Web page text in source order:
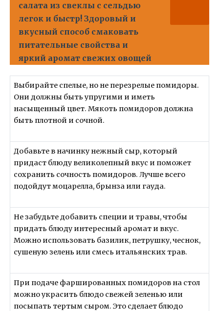
салата из свеклы с сельдью
легок и быстр! Здоровый и
вкусный способ смаковать
питательные свойства и
яркий аромат свежих овощей
Выбирайте спелые, но не перезрелые помидоры.
Они должны быть упругими и иметь
насыщенный цвет. Мякоть помидоров должна
быть плотной и сочной.
Добавьте в начинку нежный сыр, который
придаст блюду великолепный вкус и поможет
сохранить сочность помидоров. Лучше всего
подойдут моцарелла, брынза или гауда.
Не забудьте добавить специи и травы, чтобы
придать блюду интересный аромат и вкус.
Можно использовать базилик, петрушку, чеснок,
сушеную зелень или смесь итальянских трав.
При подаче фаршированных помидоров на стол
можно украсить блюдо свежей зеленью или
посыпать тертым сыром. Это сделает блюдо